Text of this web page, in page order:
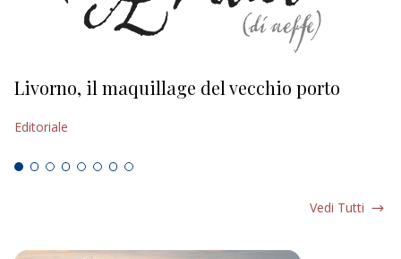
Livorno, il maquillage del vecchio porto
Editoriale
Vedi Tutti